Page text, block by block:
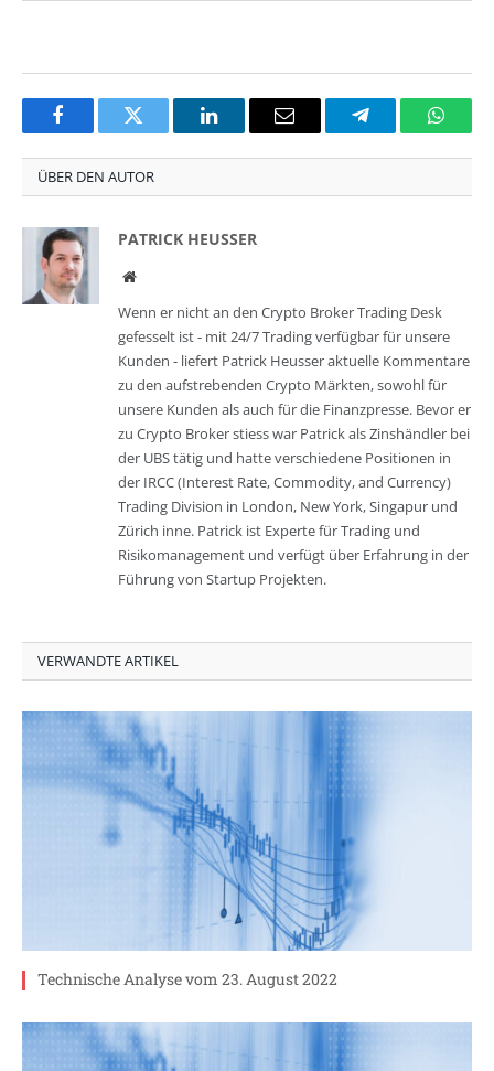
FacebookTwitter LinkedInEmail Telegram
ÜBER DEN AUTOR
PATRICK HEUSSER
Website
Wenn er nicht an den Crypto Broker Trading Desk
gefesselt ist - mit 24/7 Trading verfügbar für unsere
Kunden - liefert Patrick Heusser aktuelle Kommentare
zu den aufstrebenden Crypto Märkten, sowohl für
unsere Kunden als auch für die Finanzpresse. Bevor er
zu Crypto Broker stiess war Patrick als Zinshändler bei
der UBS tätig und hatte verschiedene Positionen in
der IRCC (Interest Rate, Commodity, and Currency)
Trading Division in London, New York, Singapur und
Zürich inne. Patrick ist Experte für Trading und
Risikomanagement und verfügt über Erfahrung in der
Führung von Startup Projekten.
VERWANDTE ARTIKEL
Technische Analyse vom 23. August 2022